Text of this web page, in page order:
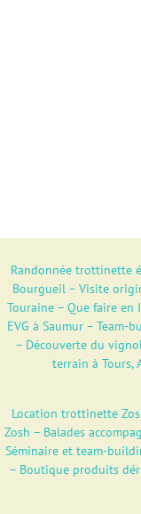
Randonnée trottinette
Bourgueil– Visite
Touraine – Que faire en
EVG à Saumur– Team-
– Découverte du
terrain à Tours,
Location trottinette
Zosh – Balades
Séminaire et team-
– Boutique produits